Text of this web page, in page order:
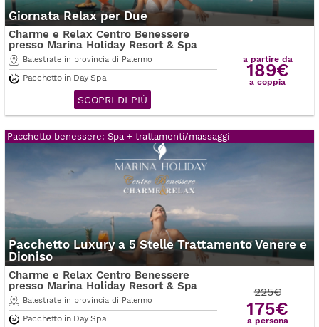
Giornata Relax per Due
Charme e Relax Centro Benessere
presso Marina Holiday Resort & Spa
Balestrate in provincia di Palermo
Pacchetto in Day Spa
SCOPRI DI PIÙ
a partire da
189€
a coppia
Pacchetto benessere: Spa + trattamenti/massaggi
Pacchetto Luxury a 5 Stelle Trattamento Venere e
Dioniso
Charme e Relax Centro Benessere
presso Marina Holiday Resort & Spa
Balestrate in provincia di Palermo
Pacchetto in Day Spa
225€
175€
a persona